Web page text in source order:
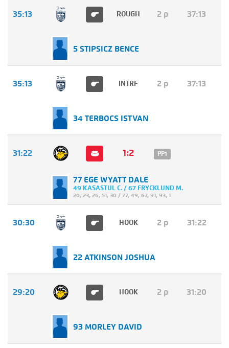
35:13 ROUGH 2 p 37:13
5 STIPSICZ BENCE
35:13 INTRF 2 p 37:13
34 TERBOCS ISTVAN
31:22 1:2 PP1
77 EGE WYATT DALE
49 KASASTUL C. / 67 FRYCKLUND M.
20, 23, 26, 51, 30 / 77, 49, 67, 91, 93, 1
30:30 HOOK 2 p 31:22
22 ATKINSON JOSHUA
29:20 HOOK 2 p 31:20
93 MORLEY DAVID